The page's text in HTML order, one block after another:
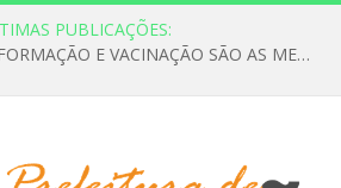
PUBLICAÇÕES:
INSCRIÇÃO PARA ETAPA PREPARATÓRIA DA 18ª CONFERÊNCIA NACIONAL DE SAÚDE EM TUCUMÃ